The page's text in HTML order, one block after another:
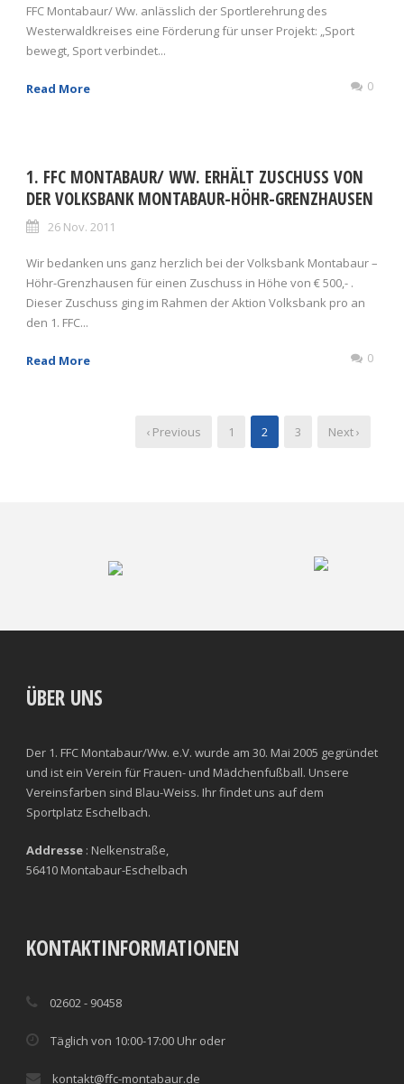
FFC Montabaur/ Ww. anlässlich der Sportlerehrung des
Westerwaldkreises eine Förderung für unser Projekt: „Sport
bewegt, Sport verbindet...
Read More 0
1. FFC MONTABAUR/ WW. ERHÄLT ZUSCHUSS VON
DER VOLKSBANK MONTABAUR-HÖHR-GRENZHAUSEN
26 Nov. 2011
Wir bedanken uns ganz herzlich bei der Volksbank Montabaur –
Höhr-Grenzhausen für einen Zuschuss in Höhe von € 500,- .
Dieser Zuschuss ging im Rahmen der Aktion Volksbank pro an
den 1. FFC...
Read More 0
‹ Previous 1 2 3 Next ›
ÜBER UNS
Der 1. FFC Montabaur/Ww. e.V. wurde am 30. Mai 2005 gegründet
und ist ein Verein für Frauen- und Mädchenfußball. Unsere
Vereinsfarben sind Blau-Weiss. Ihr findet uns auf dem
Sportplatz Eschelbach.
Addresse : Nelkenstraße,
56410 Montabaur-Eschelbach
KONTAKTINFORMATIONEN
02602 - 90458
Täglich von 10:00-17:00 Uhr oder
kontakt@ffc-montabaur.de